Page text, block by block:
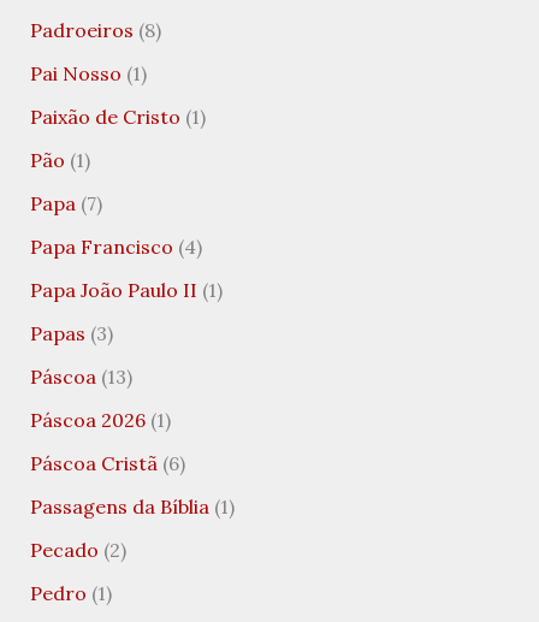
Padroeiros (8)
Pai Nosso (1)
Paixão de Cristo (1)
Pão (1)
Papa (7)
Papa Francisco (4)
Papa João Paulo II (1)
Papas (3)
Páscoa (13)
Páscoa 2026(1)
Páscoa Cristã (6)
Passagens da Bíblia (1)
Pecado (2)
Pedro (1)